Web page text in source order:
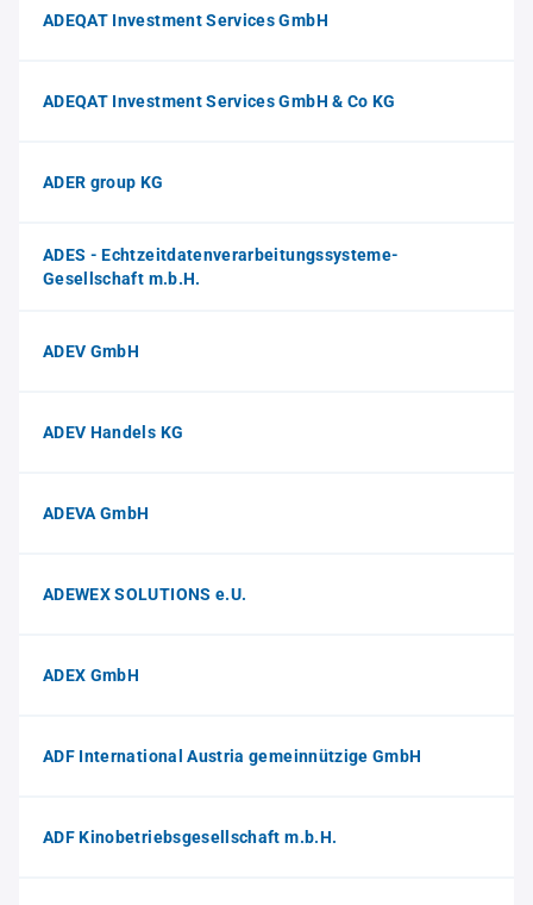
ADEQAT Investment Services GmbH
ADEQAT Investment Services GmbH & Co KG
ADER group KG
ADES - Echtzeitdatenverarbeitungssysteme-
Gesellschaft m.b.H.
ADEV GmbH
ADEV Handels KG
ADEVA GmbH
ADEWEX SOLUTIONS e.U.
ADEX GmbH
ADF International Austria gemeinnützige GmbH
ADF Kinobetriebsgesellschaft m.b.H.